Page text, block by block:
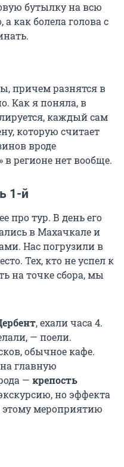
бутылку на всю
как болела голова с
причем разнятся в
Как я поняла, в
каждый сам
которую считает
вроде
регионе нет вообще.
1-й
про тур. В день его
в Махачкале и
Нас погрузили в
Тех, кто не успел к
на точке сбора, мы
, ехали часа 4.
— поели.
обычное кафе.
главную
— крепость
но эффекта
этому мероприятию